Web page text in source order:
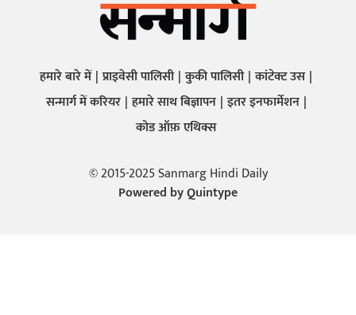
हमारे बारे में प्राइवेसी पालिसी कुकी पालिसी कांटेक्ट उस
सन्मार्ग में करियर हमारे साथ बिज्ञापन इतर इनफार्मेशन
कोड ऑफ़ एथिक्स
© 2015-2025 Sanmarg Hindi Daily
Powered byQuintype